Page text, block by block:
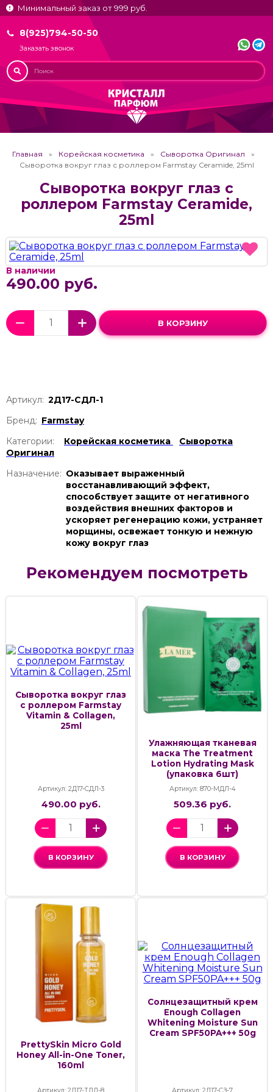
Минимальный заказ от 999 руб.
8(925)794-50-50
Заказать звонок
Главная Корейская косметика
Сыворотка Оригинал
Сыворотка вокруг глаз с роллером Farmstay Ceramide, 25ml
Сыворотка вокруг глаз с
роллером Farmstay Ceramide,
25ml
В наличии
490.00 руб.
В КОРЗИНУ
Артикул: 2Д17-СДЛ-1
Бренд: Farmstay
Категории:
Корейская косметика
Сыворотка
Оригинал
Назначение: Оказывает выраженный
восстанавливающий эффект,
способствует защите от негативного
воздействия внешних факторов и
ускоряет регенерацию кожи, устраняет
морщины, освежает тонкую и нежную
кожу вокруг глаз
Рекомендуем посмотреть
Сыворотка вокруг глаз
с роллером Farmstay
Vitamin & Collagen,
25ml
Артикул: 2Д17-СДЛ-3
490.00 руб.
В КОРЗИНУ
Улажняющая тканевая
маска The Treatment
Lotion Hydrating Mask
(упаковка 6шт)
Артикул: 870-МДЛ-4
509.36 руб.
В КОРЗИНУ
PrettySkin Micro Gold
Honey All-in-One Toner,
160ml
Солнцезащитный крем
Enough Collagen
Whitening Moisture Sun
Cream SPF50PA+++ 50g